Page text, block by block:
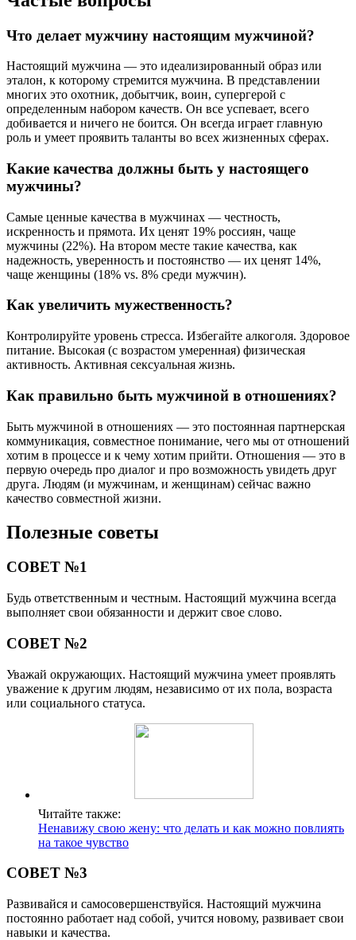
Что делает мужчину настоящим мужчиной?
Настоящий мужчина ― это идеализированный образ или
эталон, к которому стремится мужчина. В представлении
многих это охотник, добытчик, воин, супергерой с
определенным набором качеств. Он все успевает, всего
добивается и ничего не боится. Он всегда играет главную
роль и умеет проявить таланты во всех жизненных сферах.
Какие качества должны быть у настоящего
мужчины?
Самые ценные качества в мужчинах — честность,
искренность и прямота. Их ценят 19% россиян, чаще
мужчины (22%). На втором месте такие качества, как
надежность, уверенность и постоянство — их ценят 14%,
чаще женщины (18% vs. 8% среди мужчин).
Как увеличить мужественность?
Контролируйте уровень стресса. Избегайте алкоголя. Здоровое
питание. Высокая (с возрастом умеренная) физическая
активность. Активная сексуальная жизнь.
Как правильно быть мужчиной в отношениях?
Быть мужчиной в отношениях — это постоянная партнерская
коммуникация, совместное понимание, чего мы от отношений
хотим в процессе и к чему хотим прийти. Отношения — это в
первую очередь про диалог и про возможность увидеть друг
друга. Людям (и мужчинам, и женщинам) сейчас важно
качество совместной жизни.
Полезные советы
СОВЕТ №1
Будь ответственным и честным. Настоящий мужчина всегда
выполняет свои обязанности и держит свое слово.
СОВЕТ №2
Уважай окружающих. Настоящий мужчина умеет проявлять
уважение к другим людям, независимо от их пола, возраста
или социального статуса.
Читайте также:
Ненавижу свою жену: что делать и как можно повлиять
на такое чувство
СОВЕТ №3
Развивайся и самосовершенствуйся. Настоящий мужчина
постоянно работает над собой, учится новому, развивает свои
навыки и качества.